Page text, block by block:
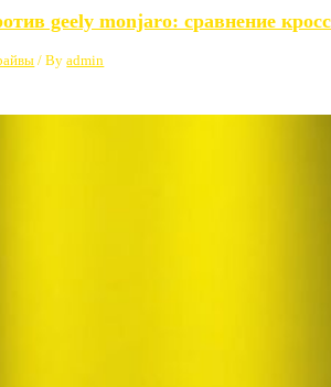
geely monjaro: сравнение
/ Byadmin